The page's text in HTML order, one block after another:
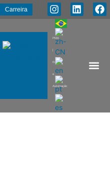
Carreira
PMA
|
Energia
e
Automação